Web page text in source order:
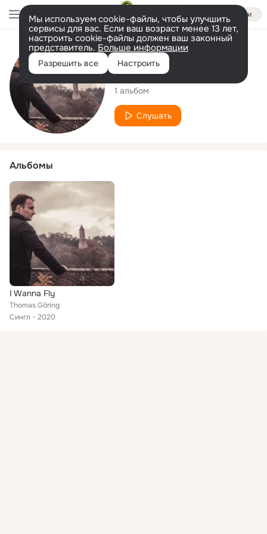
Войти
Мы используем cookie-файлы, чтобы улучшить
сервисы для вас. Если ваш возраст менее 13 лет,
настроить cookie-файлы должен ваш законный
представитель. Больше информации
Разрешить все Настроить
Исполнитель
Thomas Göring
1 альбом
Слушать
Альбомы
I Wanna Fly
Thomas Göring
Сингл
2020